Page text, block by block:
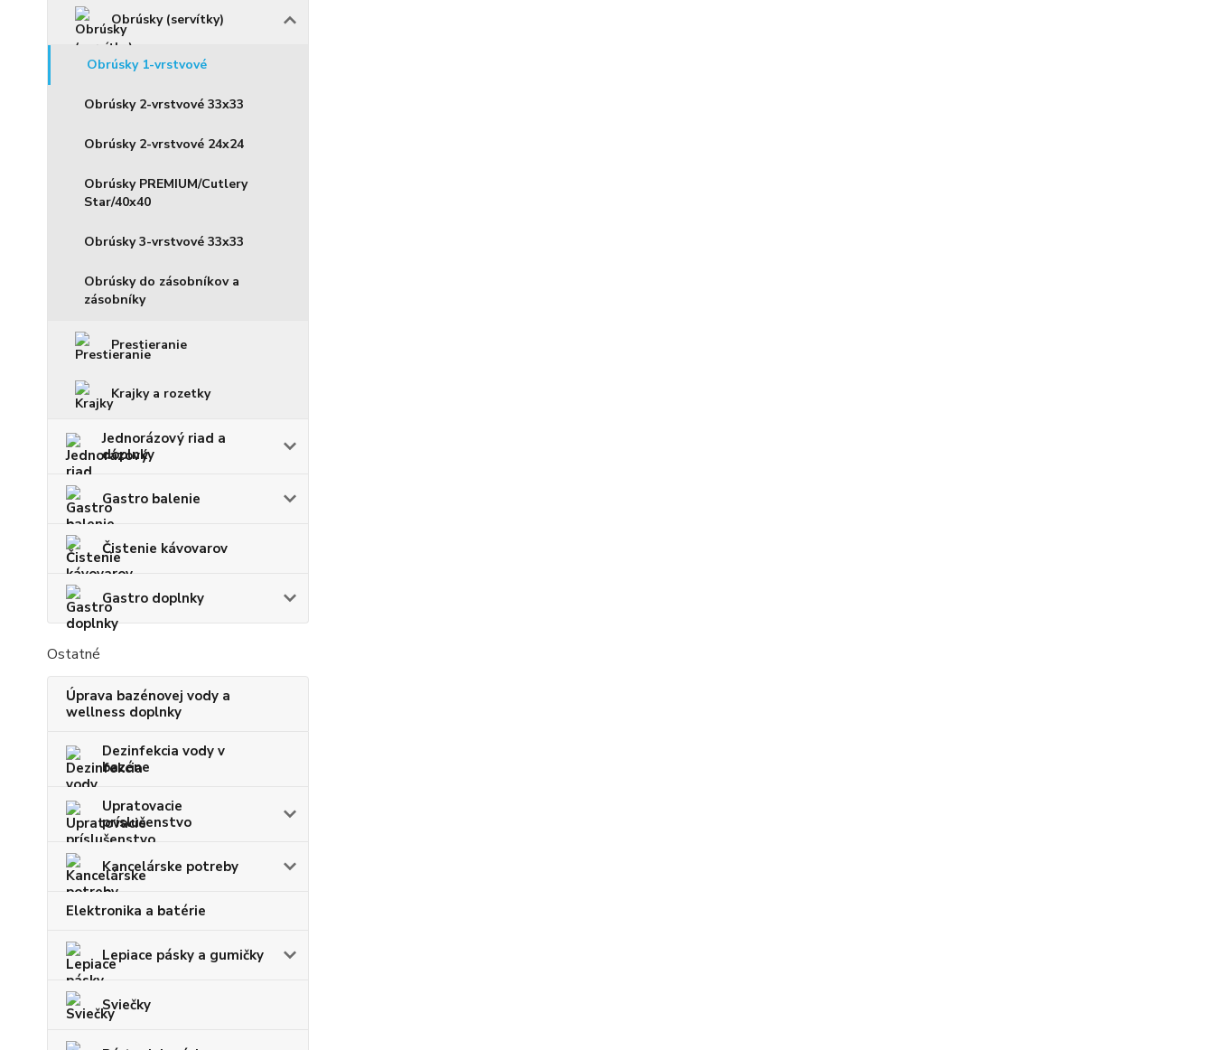
Obrúsky (servítky)
Obrúsky 1-vrstvové
Obrúsky 2-vrstvové 33x33
Obrúsky 2-vrstvové 24x24
Obrúsky PREMIUM/Cutlery
Star/40x40
Obrúsky 3-vrstvové 33x33
Obrúsky do zásobníkov a
zásobníky
Prestieranie
Krajky a rozetky
Jednorázový riad a
doplnky
Gastro balenie
Čistenie kávovarov
Gastro doplnky
Ostatné
Úprava bazénovej vody a
wellness doplnky
Dezinfekcia vody v
bazéne
Upratovacie
príslušenstvo
Kancelárske potreby
Elektronika a batérie
Lepiace pásky a gumičky
Sviečky